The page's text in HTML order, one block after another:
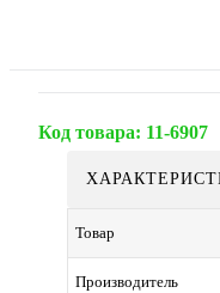
Код товара: 11-6907
Товар
Производитель